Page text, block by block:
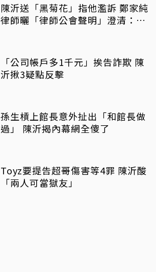
陳沂送「黑菊花」指他濫訴 鄭家純
律師曬「律師公會聲明」澄清：告
「公司帳戶多1千元」挨告詐欺 陳
沂揪3疑點反擊
孫生槓上館長意外扯出「和館長做
過」 陳沂揭內幕網全傻了
Toyz要提告超哥傷害等4罪 陳沂酸
「兩人可當獄友」